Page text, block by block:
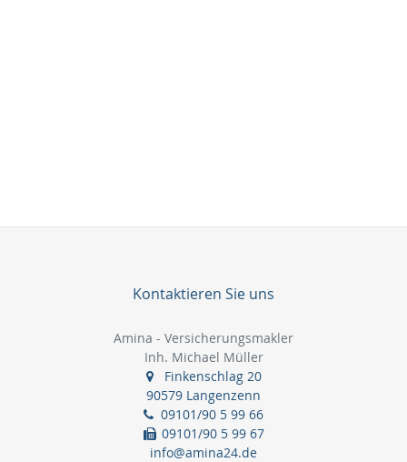
Kontaktieren Sie uns
Amina - Versicherungsmakler
Inh. Michael Müller
Finkenschlag 20
90579 Langenzenn
09101/90 5 99 66
09101/90 5 99 67
info@amina24.de